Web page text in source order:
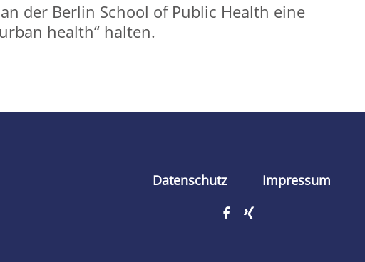
der Berlin School of Public Health eine
health“ halten.
Datenschutz Impressum